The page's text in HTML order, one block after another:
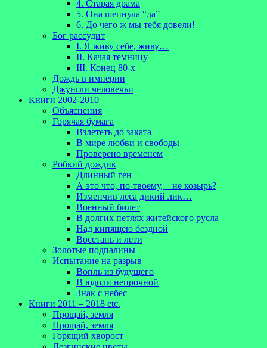
4. Старая драма
5. Она шепнула “да”
6. До чего ж мы тебя довели!
Бог рассудит
I. Я живу себе, живу…
II. Качая темницу
III. Конец 80-х
Дождь в империи
Джунгли человечьи
Книги 2002-2010
Объяснения
Горячая бумага
Взлететь до заката
В мире любви и свободы
Проверено временем
Робкий дождик
Длинный ген
А это что, по-твоему, – не козырь?
Изменчив леса дикий лик…
Военный билет
В долгих петлях житейского русла
Над кипящею бездной
Восстань и лети
Золотые подпалины
Испытание на разрыв
Вопль из будущего
В юдоли непрочной
Знак с небес
Книги 2011 – 2018 etc.
Прощай, земля
Прощай, земля
Горящий хворост